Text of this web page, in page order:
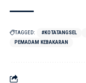
TAGGED: #KOTATANGSEL
PEMADAM KEBAKARAN